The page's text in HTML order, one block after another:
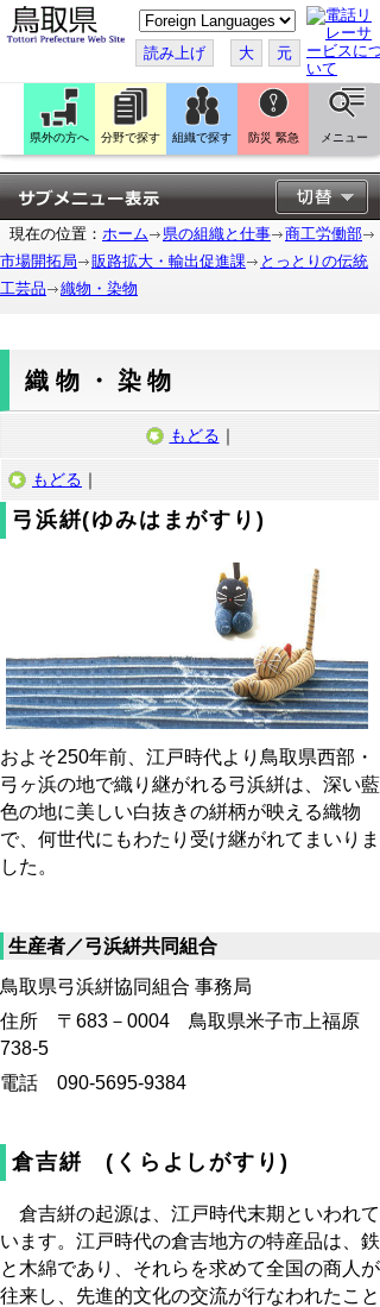
こ
の
ペ
ー
ジ
翻
訳
す
る
読み上げ 大 元
県外の方へ 分野で探す 組織で探す 防災 緊急 メニュー
現在の位置： ホーム 県の組織と仕事
商工労働部
市場開拓局
販路拡大・輸出促進課
とっとりの伝統
工芸品
織物・染物
織物・染物
もどる ｜
もどる ｜
弓浜絣(ゆみはまがすり)
およそ250年前、江戸時代より鳥取県西部・
弓ヶ浜の地で織り継がれる弓浜絣は、深い藍
色の地に美しい白抜きの絣柄が映える織物
で、何世代にもわたり受け継がれてまいりま
した。
生産者／弓浜絣共同組合
鳥取県弓浜絣協同組合 事務局
住所 〒683－0004 鳥取県米子市上福原
738-5
電話 090-5695-9384
倉吉絣 (くらよしがすり)
倉吉絣の起源は、江戸時代末期といわれて
います。江戸時代の倉吉地方の特産品は、鉄
と木綿であり、それらを求めて全国の商人が
往来し、先進的文化の交流が行なわれたこと